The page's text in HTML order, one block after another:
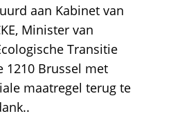
aan Kabinet van
Minister van
Transitie
1210 Brussel met
maatregel terug te